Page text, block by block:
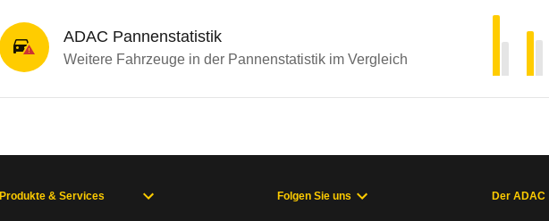
ADAC Pannenstatistik
Weitere Fahrzeuge in der Pannenstatistik im Vergleich
Produkte & Services Folgen Sie uns Der ADAC